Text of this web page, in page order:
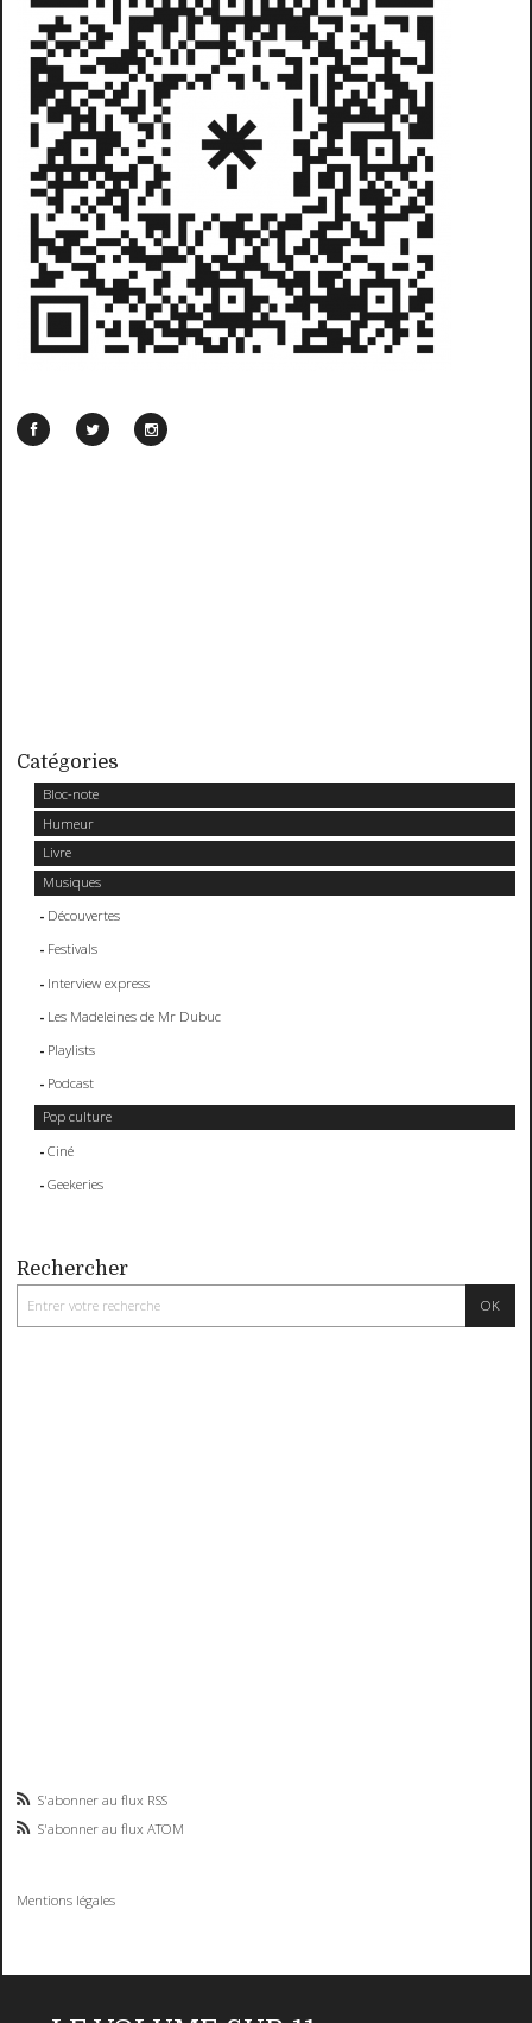
Catégories
Bloc-note
Humeur
Livre
Musiques
Découvertes
Festivals
Interview express
Les Madeleines de Mr Dubuc
Playlists
Podcast
Pop culture
Ciné
Geekeries
Rechercher
S'abonner au flux RSS
S'abonner au flux ATOM
Mentions légales